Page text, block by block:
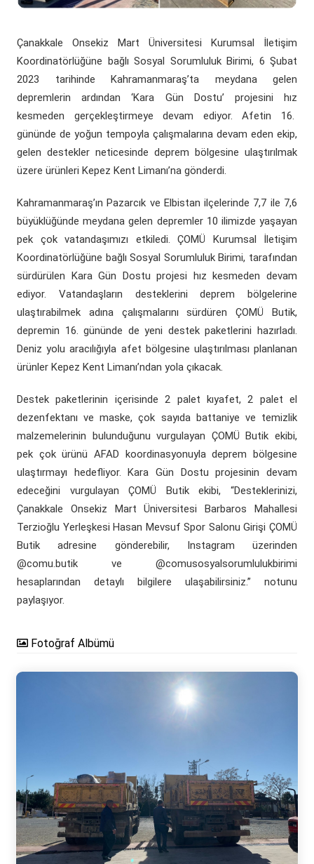
Çanakkale Onsekiz Mart Üniversitesi Kurumsal İletişim
Koordinatörlüğüne bağlı Sosyal Sorumluluk Birimi, 6 Şubat
2023 tarihinde Kahramanmaraş’ta meydana gelen
depremlerin ardından ‘Kara Gün Dostu’ projesini hız
kesmeden gerçekleştirmeye devam ediyor. Afetin 16.
gününde de yoğun tempoyla çalışmalarına devam eden ekip,
gelen destekler neticesinde deprem bölgesine ulaştırılmak
üzere ürünleri Kepez Kent Limanı’na gönderdi.
Kahramanmaraş’ın Pazarcık ve Elbistan ilçelerinde 7,7 ile 7,6
büyüklüğünde meydana gelen depremler 10 ilimizde yaşayan
pek çok vatandaşımızı etkiledi. ÇOMÜ Kurumsal İletişim
Koordinatörlüğüne bağlı Sosyal Sorumluluk Birimi, tarafından
sürdürülen Kara Gün Dostu projesi hız kesmeden devam
ediyor. Vatandaşların desteklerini deprem bölgelerine
ulaştırabilmek adına çalışmalarını sürdüren ÇOMÜ Butik,
depremin 16. gününde de yeni destek paketlerini hazırladı.
Deniz yolu aracılığıyla afet bölgesine ulaştırılması planlanan
ürünler Kepez Kent Limanı’ndan yola çıkacak.
Destek paketlerinin içerisinde 2 palet kıyafet, 2 palet el
dezenfektanı ve maske, çok sayıda battaniye ve temizlik
malzemelerinin bulunduğunu vurgulayan ÇOMÜ Butik ekibi,
pek çok ürünü AFAD koordinasyonuyla deprem bölgesine
ulaştırmayı hedefliyor. Kara Gün Dostu projesinin devam
edeceğini vurgulayan ÇOMÜ Butik ekibi, “Desteklerinizi,
Çanakkale Onsekiz Mart Üniversitesi Barbaros Mahallesi
Terzioğlu Yerleşkesi Hasan Mevsuf Spor Salonu Girişi ÇOMÜ
Butik adresine gönderebilir, Instagram üzerinden
@comu.butik ve @comusosyalsorumlulukbirimi
hesaplarından detaylı bilgilere ulaşabilirsiniz.” notunu
paylaşıyor.
Fotoğraf Albümü
Fahri Doktora Ünvanı
Kurumsal Logo
Uluslararası Danışma Kurulu
Koordinatörlükler
İç Denetim Birim B.(yeni sekmede açılır)
Araştırma Laboratuarları
Lisansüstü Eğitim Enstitüsü(yeni sekmede açılır)
Çanakkale Teknopark(yeni sekmede açılır)
Etik Kurulları
Öğrenci Kulüpleri Haberleri
(yeni sekmede açılır)
Engelli Öğrenci Birimi(yeni sekmede açılır)